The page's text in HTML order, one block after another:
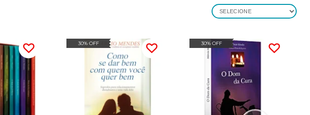
SELECIONE
30% OFF 30% OFF